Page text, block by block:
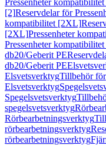
Pressenheter
[2]Reservdelar för
kompatibilitet [2XL]
[2XL]Pressenheter
Pressenheter
db20/Geberit PE
db20/Geberit PE
ElsvetsverktygTillbehör för
Elsvetsverktyg
Spegelsvetsverktyg
spegelsvetsverktyg
Rörbearbetningsverktyg
rörbearbetningsverktyg
rörbearbetningsverktyg